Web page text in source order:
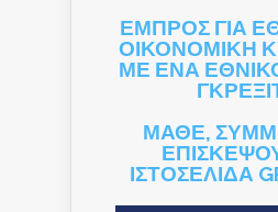
ΕΜΠΡΟΣ ΓΙΑ
ΟΙΚΟΝΟΜΙΚΗ
ΜΕ ΕΝΑ
ΜΑΘΕ,
ΙΣΤΟΣΕΛΙΔΑ